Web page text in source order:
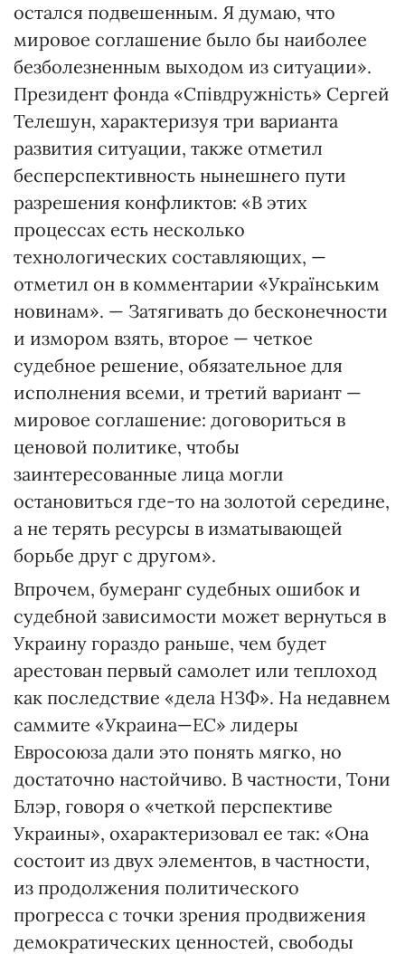
остался подвешенным. Я думаю, что
мировое соглашение было бы наиболее
безболезненным выходом из ситуации».
Президент фонда «Співдружність» Сергей
Телешун, характеризуя три варианта
развития ситуации, также отметил
бесперспективность нынешнего пути
разрешения конфликтов: «В этих
процессах есть несколько
технологических составляющих, —
отметил он в комментарии «Українським
новинам». — Затягивать до бесконечности
и измором взять, второе — четкое
судебное решение, обязательное для
исполнения всеми, и третий вариант —
мировое соглашение: договориться в
ценовой политике, чтобы
заинтересованные лица могли
остановиться где-то на золотой середине,
а не терять ресурсы в изматывающей
борьбе друг с другом».
Впрочем, бумеранг судебных ошибок и
судебной зависимости может вернуться в
Украину гораздо раньше, чем будет
арестован первый самолет или теплоход
как последствие «дела НЗФ». На недавнем
саммите «Украина—ЕС» лидеры
Евросоюза дали это понять мягко, но
достаточно настойчиво. В частности, Тони
Блэр, говоря о «четкой перспективе
Украины», охарактеризовал ее так: «Она
состоит из двух элементов, в частности,
из продолжения политического
прогресса с точки зрения продвижения
демократических ценностей, свободы